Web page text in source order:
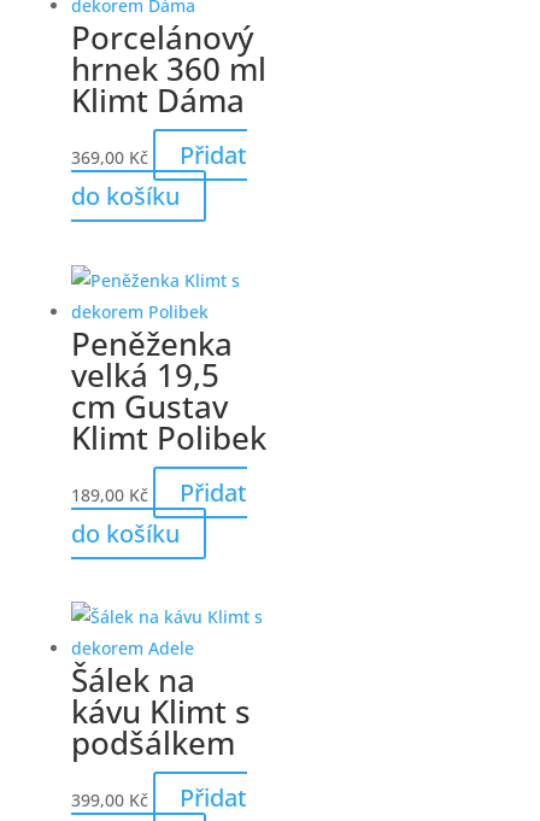
Porcelánový
hrnek 360 ml
Klimt Dáma
369,00 Kč
Přidat
do košíku
Peněženka
velká 19,5
cm Gustav
Klimt Polibek
189,00 Kč
Přidat
do košíku
Šálek na
kávu Klimt s
podšálkem
399,00 Kč
Přidat